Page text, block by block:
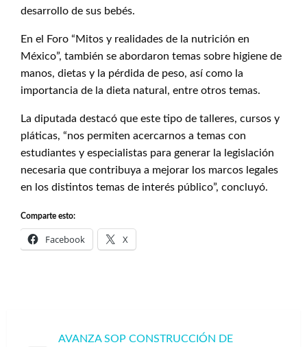
desarrollo de sus bebés.
En el Foro “Mitos y realidades de la nutrición en
México”, también se abordaron temas sobre higiene de
manos, dietas y la pérdida de peso, así como la
importancia de la dieta natural, entre otros temas.
La diputada destacó que este tipo de talleres, cursos y
pláticas, “nos permiten acercarnos a temas con
estudiantes y especialistas para generar la legislación
necesaria que contribuya a mejorar los marcos legales
en los distintos temas de interés público”, concluyó.
Comparte esto:
Facebook X
Navegación
AVANZA SOP CONSTRUCCIÓN DE